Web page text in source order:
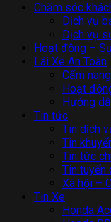
Chăm sóc
Dịch vụ
Dịch vụ
Hoạt động –
Lái Xe An Toàn
Cẩm
Hoạt
Hướng
Tin tức
Tin dịch
Tin
Tin tức
Tin tuyển
Xã hội –
Tin Xe
Honda